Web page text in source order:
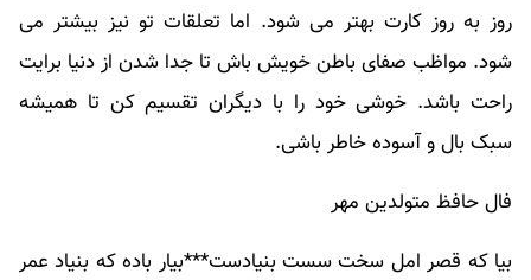
روز به روز کارت بهتر می شود. اما تعلقات تو نیز بیشتر می
شود. مواظب صفای باطن خویش باش تا جدا شدن از دنیا برایت
راحت باشد. خوشی خود را با دیگران تقسیم کن تا همیشه
سبک بال و آسوده خاطر باشی.
فال حافظ متولدین مهر
بیا که قصر امل سخت سست بنیادست***بیار باده که بنیاد عمر